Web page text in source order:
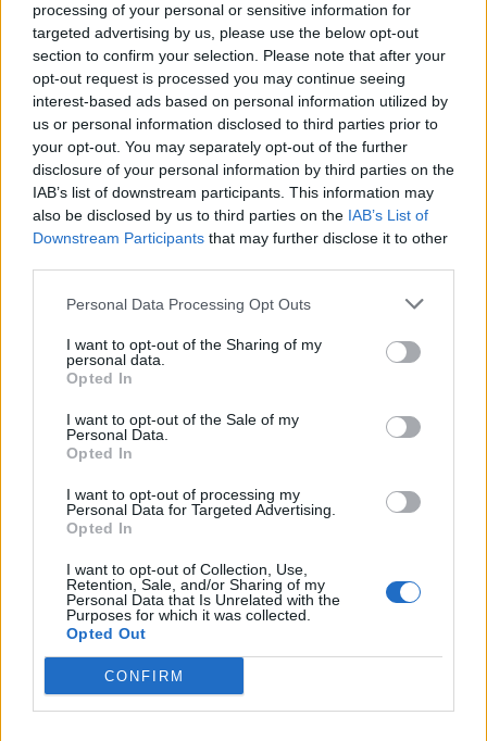
processing of your personal or sensitive information for
targeted advertising by us, please use the below opt-out
section to confirm your selection. Please note that after your
opt-out request is processed you may continue seeing
interest-based ads based on personal information utilized by
us or personal information disclosed to third parties prior to
your opt-out. You may separately opt-out of the further
disclosure of your personal information by third parties on the
IAB’s list of downstream participants. This information may
also be disclosed by us to third parties on the IAB’s List of
Downstream Participants that may further disclose it to other
Personal Data Processing Opt Outs
I want to opt-out of the Sharing of my
personal data.
Opted In
I want to opt-out of the Sale of my
Personal Data.
Opted In
I want to opt-out of processing my
Personal Data for Targeted Advertising.
Opted In
I want to opt-out of Collection, Use,
Retention, Sale, and/or Sharing of my
Personal Data that Is Unrelated with the
Purposes for which it was collected.
Opted Out
CONFIRM
MEDIA
Κρίνο και Αγκάθι Spoiler: Η νύφη-
δολοφόνος! Το νυφικό με το
κρυμμένο μαχαίρι και η αιματηρή
εκδίκηση
SHOWBIZ
Γεράσιμος Γεννατάς: «Ζούμε σε μια
εποχή που ντροπιάζει το ανθρώπινο
SHOWBIZ
διακοπών, η αμφιβολία & η
αντίδραση στην απάντηση του
«Εγώ, το κορίτσι μου & το
ηλιοβασίλεμα» - Η Καινούργιου με
σικ λευκό φόρεμα αγκαλιά με την
κόρη της
Τραγωδία στην Πάρο: Ο μπάρμαν του beach bar
βούτηξε για να σώσει τον 4χρονο που πνίγηκε στην
πισίνα
Οι παικταράδες που δεν έγιναν ποτέ οι θρύλοι που
περιμέναμε